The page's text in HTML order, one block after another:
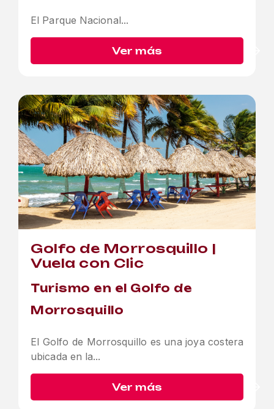
El Parque Nacional...
Ver más
Golfo de Morrosquillo |
Vuela con Clic
Turismo en el Golfo de
Morrosquillo
El Golfo de Morrosquillo es una joya costera
ubicada en la...
Ver más